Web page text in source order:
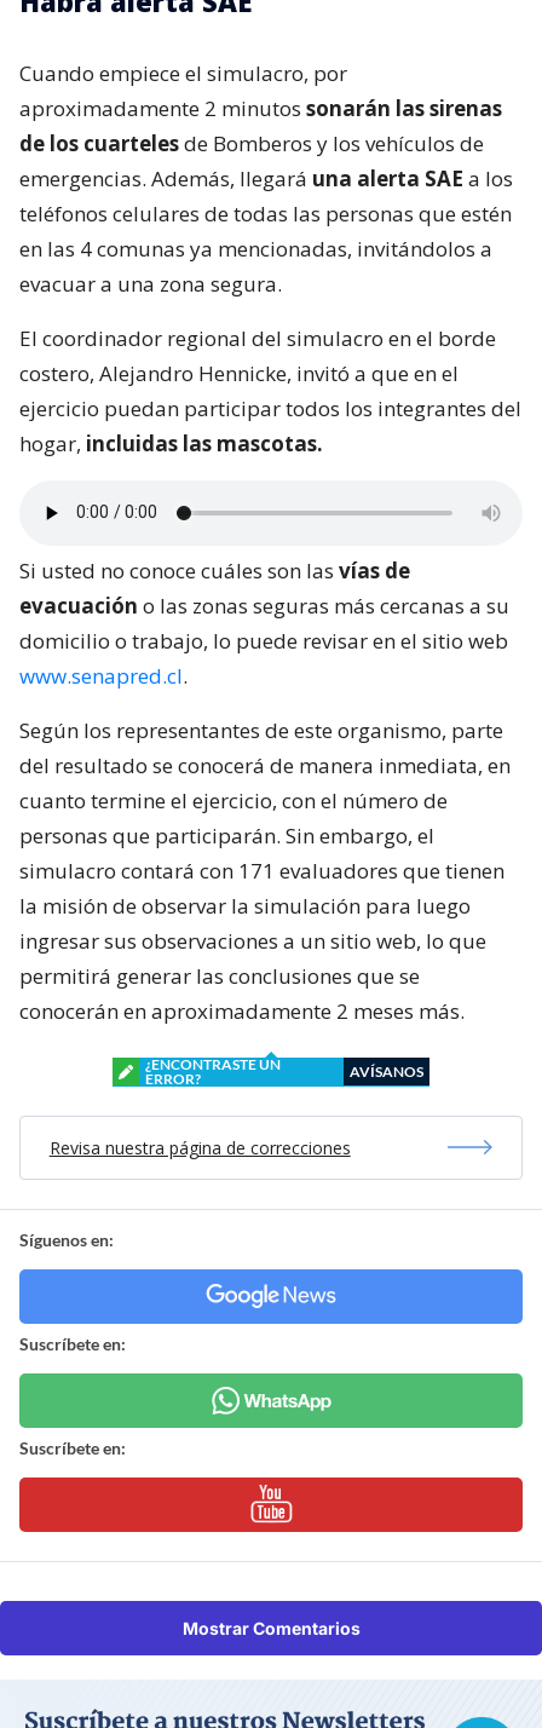
Cuando empiece el simulacro, por
aproximadamente 2 minutos sonarán las sirenas
de los cuartelesde Bomberos y los vehículos de
emergencias. Además, llegará una alerta SAE a los
teléfonos celulares de todas las personas que estén
en las 4 comunas ya mencionadas, invitándolos a
evacuar a una zona segura.
El coordinador regional del simulacro en el borde
costero, Alejandro Hennicke, invitó a que en el
ejercicio puedan participar todos los integrantes del
hogar, incluidas las mascotas.
Si usted no conoce cuáles son las vías de
evacuación o las zonas seguras más cercanas a su
domicilio o trabajo, lo puede revisar en el sitio web
www.senapred.cl.
Según los representantes de este organismo, parte
del resultado se conocerá de manera inmediata, en
cuanto termine el ejercicio, con el número de
personas que participarán. Sin embargo, el
simulacro contará con 171 evaluadores que tienen
la misión de observar la simulación para luego
ingresar sus observaciones a un sitio web, lo que
permitirá generar las conclusiones que se
conocerán en aproximadamente 2 meses más.
¿ENCONTRASTE UN
ERROR?
AVÍSANOS
Revisa nuestra página de correcciones
Síguenos en:
Suscríbete en:
Suscríbete en:
Mostrar Comentarios